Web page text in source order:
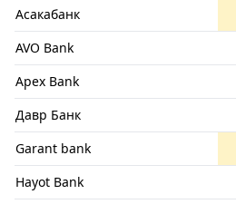
Асакабанк
AVO Bank
Apex Bank
Давр Банк
Garant bank
Hayot Bank